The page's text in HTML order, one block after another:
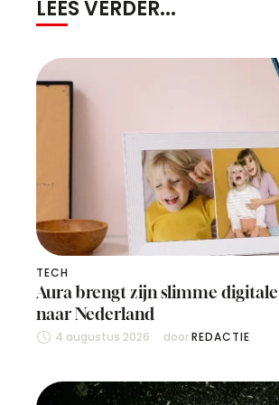
LEES VERDER...
TECH
Aura brengt zijn slimme
naar Nederland
4 augustus 2026 door REDACTIE